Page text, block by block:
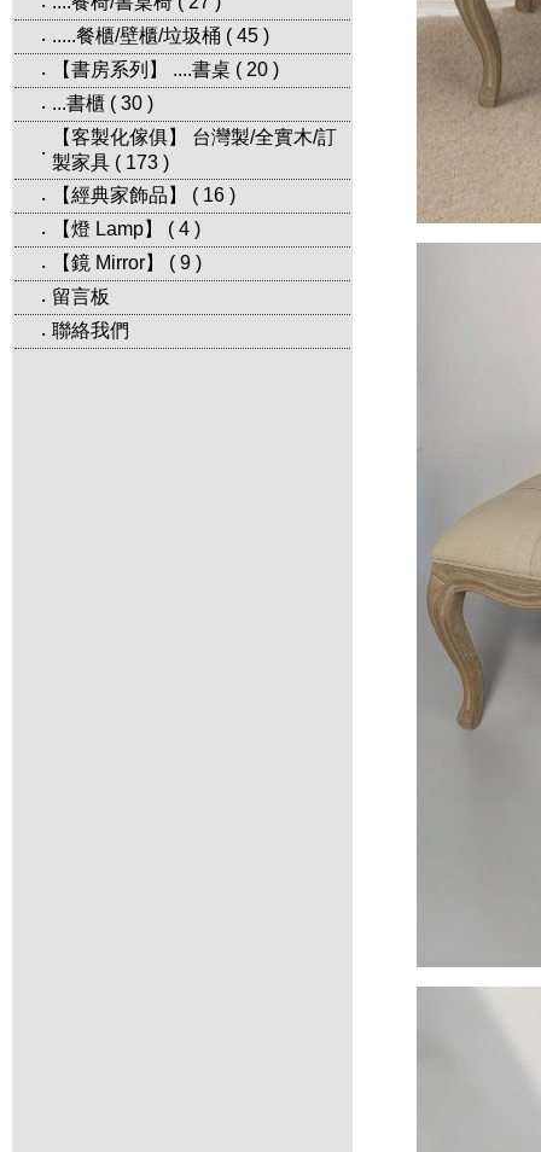
‧
‧ .....餐櫃/壁櫃/垃圾桶 ( 45 )
‧
【書房系列】 ....書桌 ( 20 )
‧ ...書櫃 ( 30 )
‧
【客製化傢俱】 台灣製/全實木/訂
製家具 ( 173 )
‧
【經典家飾品】 ( 16 )
‧
【燈 Lamp】 ( 4 )
‧
【鏡 Mirror】 ( 9 )
‧ 留言板
‧ 聯絡我們